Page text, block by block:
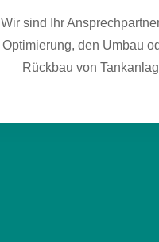
Wir sind Ihr
Optimierung, den Umbau
Rückbau von